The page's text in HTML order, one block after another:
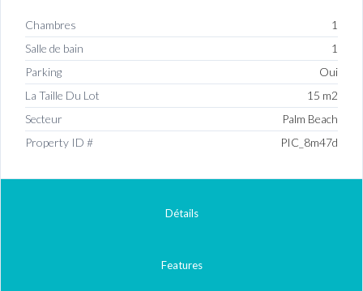
Chambres
1
Salle de bain
1
Parking
Oui
La Taille Du Lot
15 m2
Secteur
Palm Beach
Property ID #
PIC_8m47d
Détails
Features